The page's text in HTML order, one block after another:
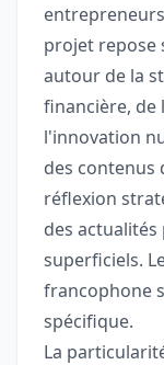
projet repose
autour de la
financière, de
l'innovation
des
réflexion
des
superficiels.
francophone
spécifique.
La